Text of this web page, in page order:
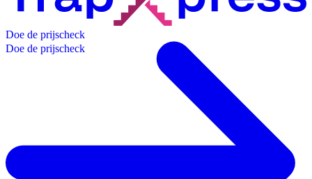
Doe de prijscheck